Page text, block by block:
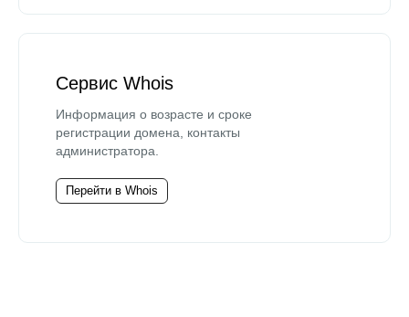
Сервис Whois
Информация о возрасте и сроке
регистрации домена, контакты
администратора.
Перейти в Whois